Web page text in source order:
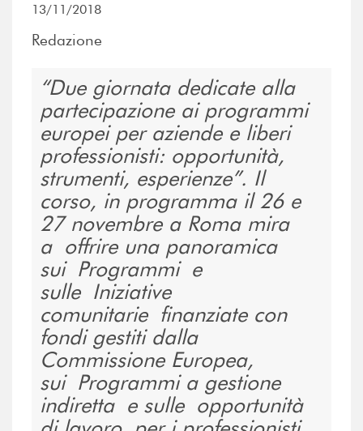
13/11/2018
Redazione
Due giornata dedicate alla
partecipazione ai programmi
europei per aziende e liberi
professionisti: opportunità,
strumenti, esperienze”. Il
corso, in programma il 26 e
27 novembre a Roma mira
a offrire una panoramica
sui Programmi e
sulle Iniziative
comunitarie finanziate con
fondi gestiti dalla
Commissione Europea,
sui Programmi a gestione
indiretta e sulle opportunità